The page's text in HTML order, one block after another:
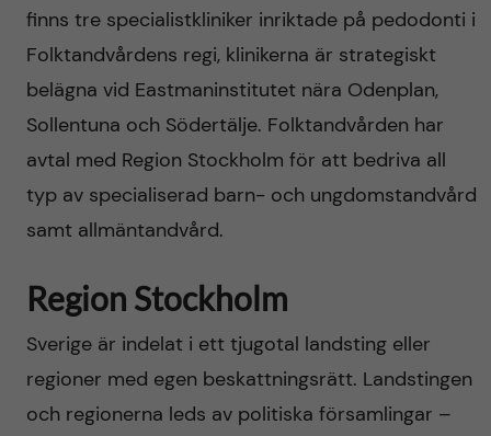
finns tre specialistkliniker inriktade på pedodonti i
Folktandvårdens regi, klinikerna är strategiskt
belägna vid Eastmaninstitutet nära Odenplan,
Sollentuna och Södertälje. Folktandvården har
avtal med Region Stockholm för att bedriva all
typ av specialiserad barn- och ungdomstandvård
samt allmäntandvård.
Region Stockholm
Sverige är indelat i ett tjugotal landsting eller
regioner med egen beskattningsrätt. Landstingen
och regionerna leds av politiska församlingar –